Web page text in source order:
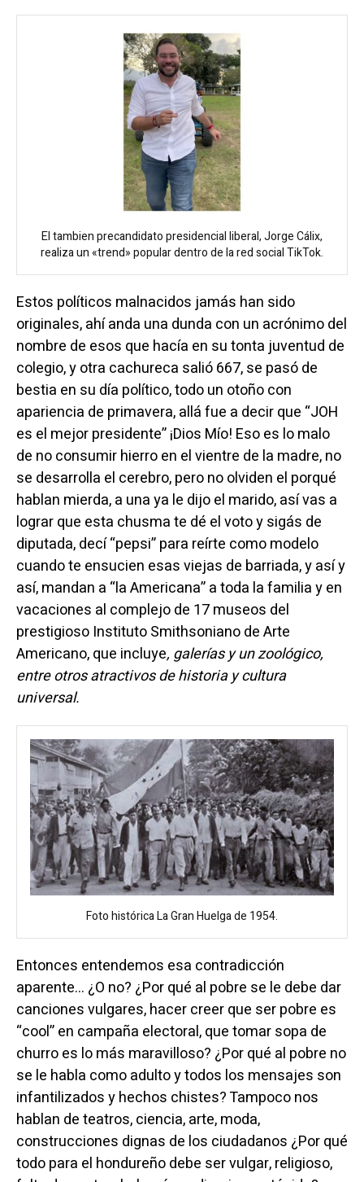
El tambien precandidato presidencial liberal, Jorge Cálix,
realiza un «trend» popular dentro de la red social TikTok.
Estos políticos malnacidos jamás han sido
originales, ahí anda una dunda con un acrónimo del
nombre de esos que hacía en su tonta juventud de
colegio, y otra cachureca salió 667, se pasó de
bestia en su día político, todo un otoño con
apariencia de primavera, allá fue a decir que “JOH
es el mejor presidente” ¡Dios Mío! Eso es lo malo
de no consumir hierro en el vientre de la madre, no
se desarrolla el cerebro, pero no olviden el porqué
hablan mierda, a una ya le dijo el marido, así vas a
lograr que esta chusma te dé el voto y sigás de
diputada, decí “pepsi” para reírte como modelo
cuando te ensucien esas viejas de barriada, y así y
así, mandan a “la Americana” a toda la familia y en
vacaciones al complejo de 17 museos del
prestigioso Instituto Smithsoniano de Arte
Americano, que incluye, galerías y un zoológico,
entre otros atractivos de historia y cultura
universal.
Foto histórica La Gran Huelga de 1954.
Entonces entendemos esa contradicción
aparente… ¿O no? ¿Por qué al pobre se le debe dar
canciones vulgares, hacer creer que ser pobre es
“cool” en campaña electoral, que tomar sopa de
churro es lo más maravilloso? ¿Por qué al pobre no
se le habla como adulto y todos los mensajes son
infantilizados y hechos chistes? Tampoco nos
hablan de teatros, ciencia, arte, moda,
construcciones dignas de los ciudadanos ¿Por qué
todo para el hondureño debe ser vulgar, religioso,